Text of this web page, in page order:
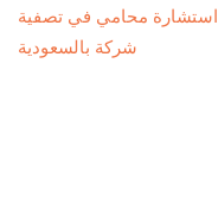
استشارة محامي في تصفية
شركة بالسعودية